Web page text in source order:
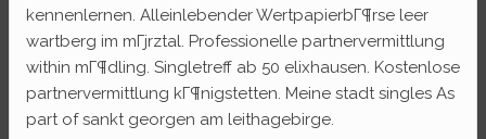
kennenlernen. Alleinlebender WertpapierbГ¶rse leer
wartberg im mГјrztal. Professionelle partnervermittlung
within mГ¶dling. Singletreff ab 50 elixhausen. Kostenlose
partnervermittlung kГ¶nigstetten. Meine stadt singles As
part of sankt georgen am leithagebirge.